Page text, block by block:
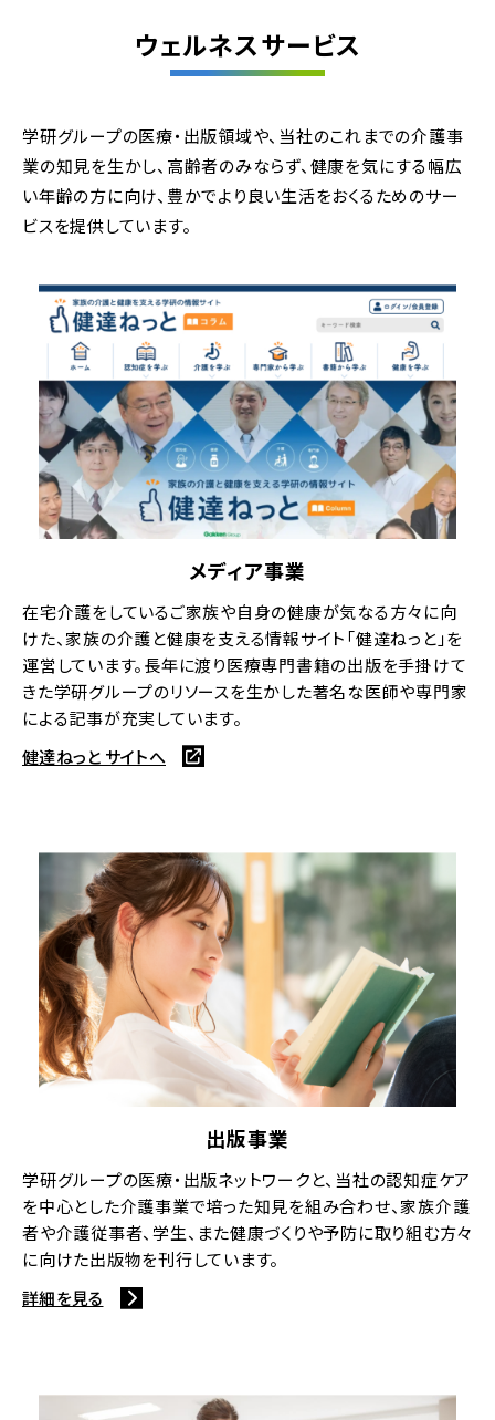
ウェルネスサービス
学研グループの医療・出版領域や、当社のこれまでの介護事
業の知見を生かし、高齢者のみならず、健康を気にする幅広
い年齢の方に向け、豊かでより良い生活をおくるためのサー
ビスを提供しています。
メディア事業
在宅介護をしているご家族や自身の健康が気なる方々に向
けた、家族の介護と健康を支える情報サイト「健達ねっと」を
運営しています。長年に渡り医療専門書籍の出版を手掛けて
きた学研グループのリソースを生かした著名な医師や専門家
による記事が充実しています。
健達ねっと サイトへ
出版事業
学研グループの医療・出版ネットワークと、当社の認知症ケア
を中心とした介護事業で培った知見を組み合わせ、家族介護
者や介護従事者、学生、また健康づくりや予防に取り組む方々
に向けた出版物を刊行しています。
詳細を見る